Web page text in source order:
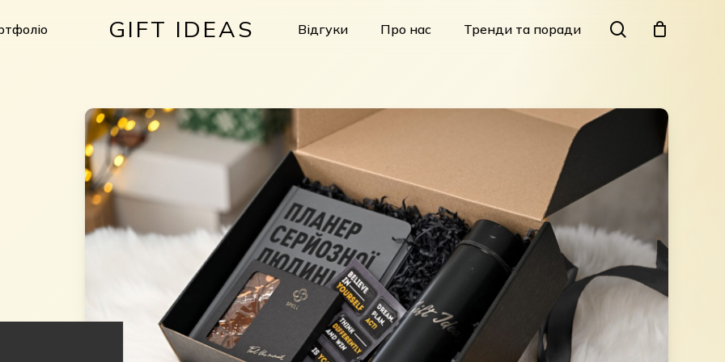
GIFT IDEAS Відгуки Про нас Тренди та поради search
Кошик